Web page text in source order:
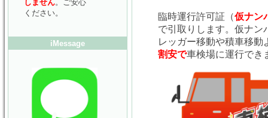
臨時運行許可証（仮ナン
で引取りします。仮ナン
レッガー移動や積車移動
割安で車検場に運行でき
しません。ご安心
ください。
iMessage